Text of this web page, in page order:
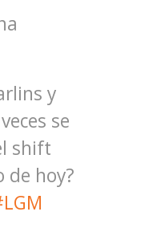
y
se
shift
de hoy?